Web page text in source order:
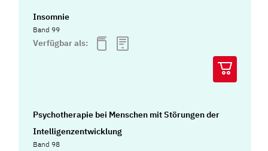
Insomnie
Band 99
Verfügbar als:
Psychotherapie bei Menschen mit Störungen der
Intelligenzentwicklung
Band 98